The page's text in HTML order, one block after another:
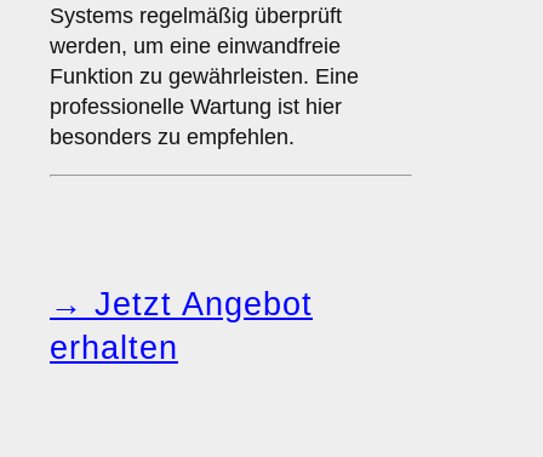
Systems regelmäßig überprüft
werden, um eine einwandfreie
Funktion zu gewährleisten. Eine
professionelle Wartung ist hier
besonders zu empfehlen.
→ Jetzt Angebot
erhalten